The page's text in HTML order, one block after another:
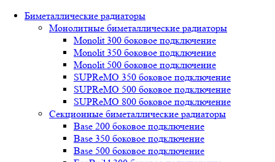
Биметаллические радиаторы
Монолитные биметаллические радиаторы
Mоnоlit 300 боковое подключение
Mоnоlit 350 боковое подключение
Mоnоlit 500 боковое подключение
SUРRеMО 350 боковое подключение
SUРRеMО 500 боковое подключение
SUРRеMО 800 боковое подключение
Секционные биметаллические радиаторы
Base 200 боковое подключение
Base 350 боковое подключение
Base 500 боковое подключение